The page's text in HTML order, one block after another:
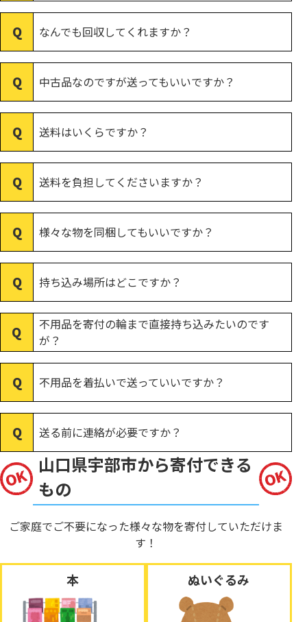
なんでも回収してくれますか？
中古品なのですが送ってもいいですか？
送料はいくらですか？
送料を負担してくださいますか？
様々な物を同梱してもいいですか？
持ち込み場所はどこですか？
不用品を寄付の輪まで直接持ち込みたいのです
が？
不用品を着払いで送っていいですか？
送る前に連絡が必要ですか？
山口県宇部市から寄付できる
もの
ご家庭でご不要になった様々な物を寄付していただけま
す！
本 ぬいぐるみ